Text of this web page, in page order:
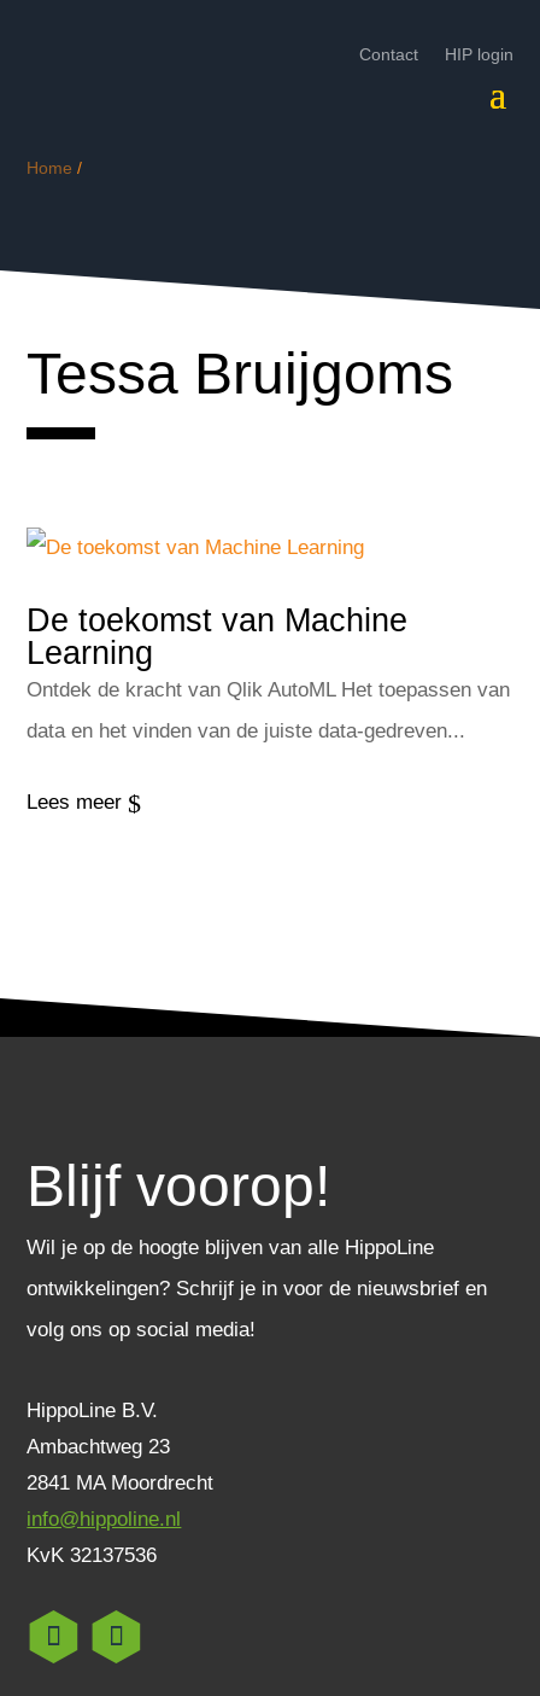
Contact HIP login
Home /
Tessa Bruijgoms
De toekomst van Machine
Learning
Ontdek de kracht van Qlik AutoML Het toepassen van
data en het vinden van de juiste data-gedreven...
Lees meer $
Blijf voorop!
Wil je op de hoogte blijven van alle HippoLine
ontwikkelingen? Schrijf je in voor de nieuwsbrief en
volg ons op social media!
HippoLine B.V.
Ambachtweg 23
2841 MA Moordrecht
info@hippoline.nl
KvK 32137536